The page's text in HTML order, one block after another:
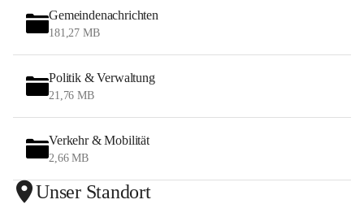
Gemeindenachrichten
181,27 MB
Politik & Verwaltung
21,76 MB
Verkehr & Mobilität
2,66 MB
Unser Standort